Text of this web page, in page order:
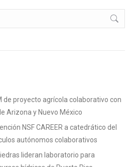
de proyecto agrícola colaborativo con
Arizona y Nuevo México
NSF CAREER a catedrático del
autónomos colaborativos
lideran laboratorio para